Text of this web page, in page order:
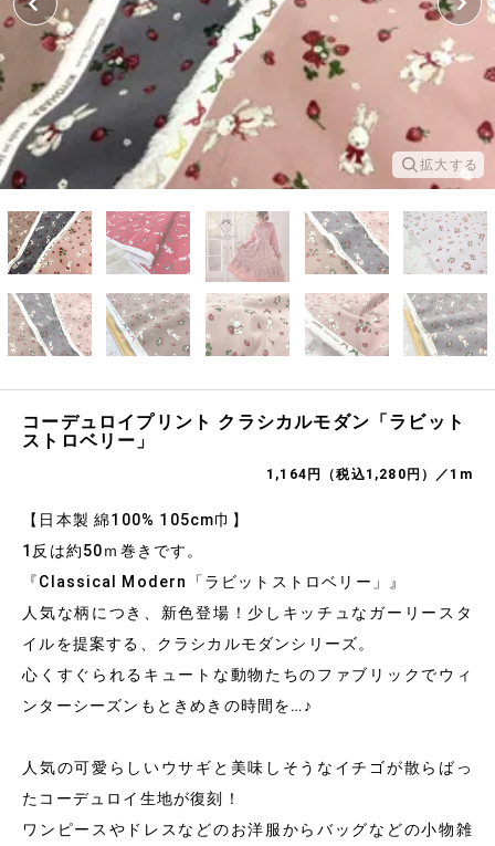
拡大する
コーデュロイプリント クラシカルモダン「ラビット
ストロベリー」
1,164円（税込1,280円）／1m
【日本製 綿100% 105cm巾】
1反は約50ｍ巻きです。
『Classical Modern「ラビットストロベリー」』
人気な柄につき、新色登場！少しキッチュなガーリースタ
イルを提案する、クラシカルモダンシリーズ。
心くすぐられるキュートな動物たちのファブリックでウィ
ンターシーズンもときめきの時間を…♪
人気の可愛らしいウサギと美味しそうなイチゴが散らばっ
たコーデュロイ生地が復刻！
ワンピースやドレスなどのお洋服からバッグなどの小物雑